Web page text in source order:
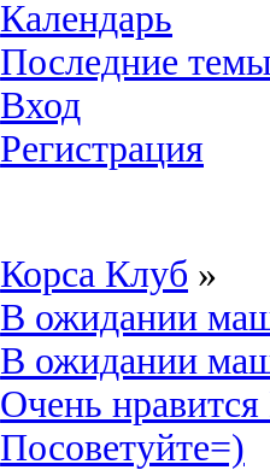
Календарь
Последние
Вход
Регистрация
Корса Клуб »
В ожидании
В ожидании
Очень
Посоветуйте=)